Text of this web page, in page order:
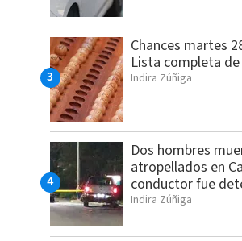
Chances martes
Lista completa
Indira Zúñiga
Dos hombres
atropellados en
conductor fue
Indira Zúñiga